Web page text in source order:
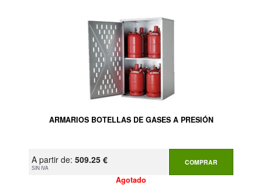
ARMARIOS BOTELLAS DE GASES A PRESIÓN
A partir de: 509.25 €
SIN IVA
COMPRAR
Agotado